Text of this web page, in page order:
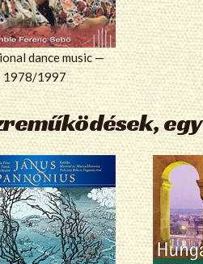
dance music —
1978/1997